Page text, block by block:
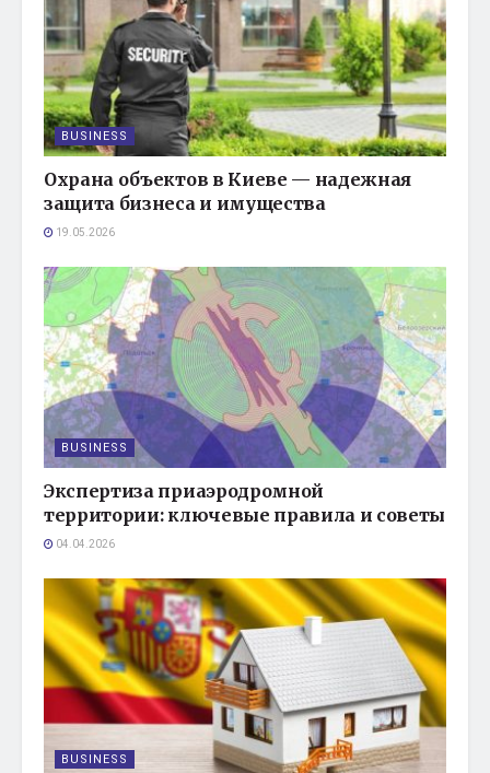
BUSINESS
Охрана объектов в Киеве — надежная
защита бизнеса и имущества
19.05.2026
BUSINESS
Экспертиза приаэродромной
территории: ключевые правила и советы
04.04.2026
BUSINESS